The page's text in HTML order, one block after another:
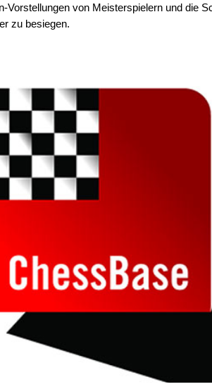
Vorstellungen von Meisterspielern und die
zu besiegen.